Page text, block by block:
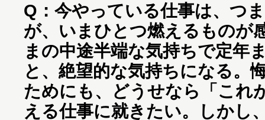
Q：今やっている仕事は、つ
が、いまひとつ燃えるものが
まの中途半端な気持ちで定年
と、絶望的な気持ちになる。
ためにも、どうせなら「これ
える仕事に就きたい。しかし